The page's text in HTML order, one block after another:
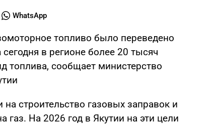
WhatsApp
топливо было переведено
в регионе более 20 тысяч
топлива, сообщает министерство
строительство газовых заправок и
газ. На 2026 год в Якутии на эти цели